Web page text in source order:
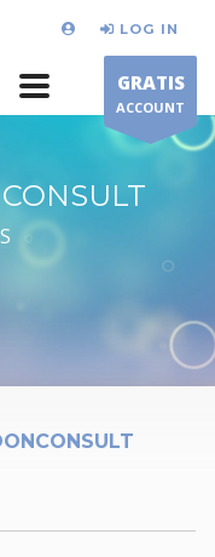
LOG IN
GRATIS
ACCOUNT